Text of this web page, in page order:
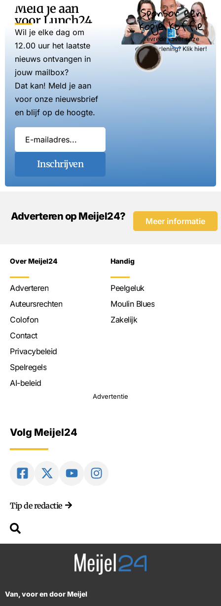
Meld je aan
voor Lunch24
Wil je elke dag om
12.00 uur het laatste
nieuws ontvangen in
jouw mailbox?
Dat kan! Meld je aan
voor onze nieuwsbrief
en blijf op de hoogte.
Inschrijven
Sponsor een
kopje koffie
Tevreden over onze
dienstverlening? Klik hier!
Adverteren op Meijel24? Meer informatie
Over Meijel24
Adverteren
Auteursrechten
Colofon
Contact
Privacybeleid
Spelregels
AI-beleid
Handig
Peelgeluk
Moulin Blues
Zakelijk
Advertentie
Volg Meijel24
Tip de redactie
Van, voor en door Meijel